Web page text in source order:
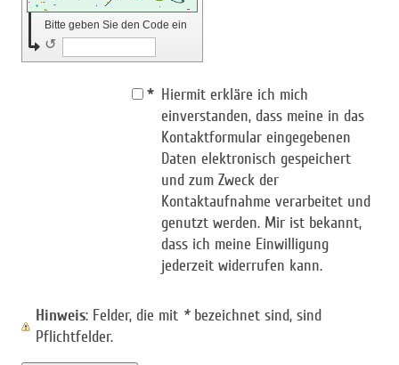
Bitte geben Sie den Code ein
↺
* Hiermit erkläre ich mich
einverstanden, dass meine in das
Kontaktformular eingegebenen
Daten elektronisch gespeichert
und zum Zweck der
Kontaktaufnahme verarbeitet und
genutzt werden. Mir ist bekannt,
dass ich meine Einwilligung
jederzeit widerrufen kann.
Hinweis : Felder, die mit *bezeichnet sind, sind
Pflichtfelder.